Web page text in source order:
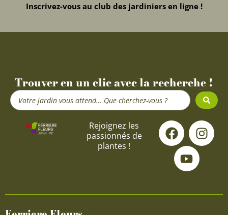
Inscrivez-vous au club des jardiniers en ligne !
Trouver en un clic avec la recherche !
Search
...
Rejoignez les
passionnés de
plantes !
F
a
c
e
o
I
n
s
g
Y
o
u
t
u
b